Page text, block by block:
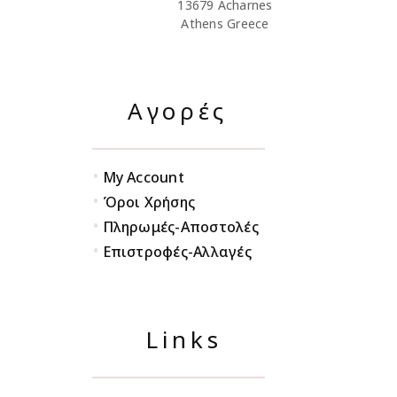
13679 Acharnes
Athens Greece
Αγορές
• My Account
• Όροι Χρήσης
• Πληρωμές-Αποστολές
• Επιστροφές-Αλλαγές
Links